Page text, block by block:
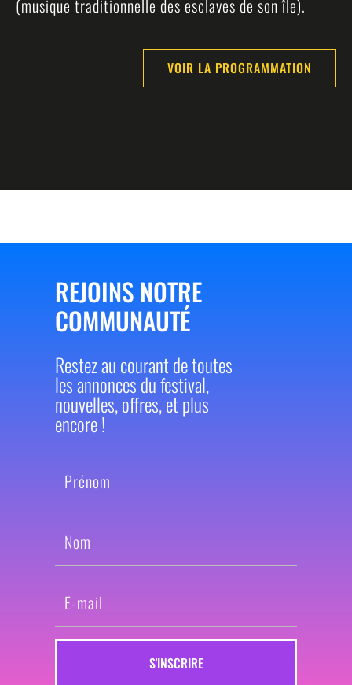
(musique traditionnelle des esclaves de son île).
VOIR LA PROGRAMMATION
REJOINS NOTRE
COMMUNAUTÉ
Restez au courant de toutes
les annonces du festival,
nouvelles, offres, et plus
encore !
S'INSCRIRE